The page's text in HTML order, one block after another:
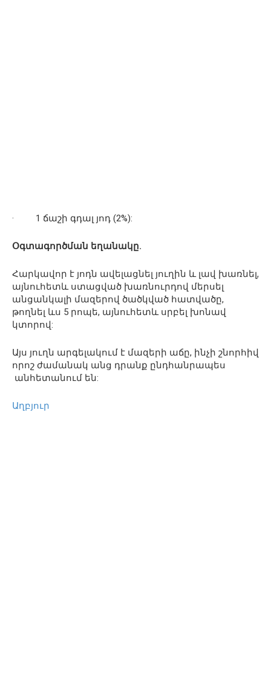
· 1 ճաշի գդալ յոդ (2%):
Օգտագործման եղանակը.
Հարկավոր է յոդն ավելացնել յուղին և լավ խառնել,
այնուհետև ստացված խառնուրդով մերսել
անցանկալի մազերով ծածկված հատվածը,
թողնել ևս 5 րոպե, այնուհետև սրբել խոնավ
կտորով:
Այս յուղն արգելակում է մազերի աճը, ինչի շնորհիվ
որոշ ժամանակ անց դրանք ընդհանրապես
անհետանում են:
Աղբյուր